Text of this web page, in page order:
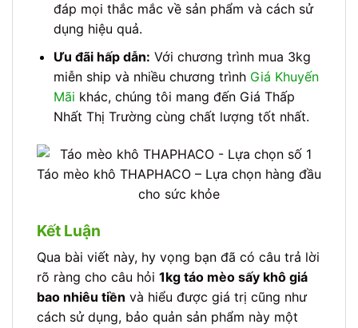
đáp mọi thắc mắc về sản phẩm và cách sử
dụng hiệu quả.
Ưu đãi hấp dẫn: Với chương trình mua 3kg
miễn ship và nhiều chương trình Giá Khuyến
Mãi khác, chúng tôi mang đến Giá Thấp
Nhất Thị Trường cùng chất lượng tốt nhất.
Táo mèo khô THAPHACO – Lựa chọn hàng đầu
cho sức khỏe
Kết Luận
Qua bài viết này, hy vọng bạn đã có câu trả lời
rõ ràng cho câu hỏi 1kg táo mèo sấy khô giá
bao nhiêu tiền và hiểu được giá trị cũng như
cách sử dụng, bảo quản sản phẩm này một